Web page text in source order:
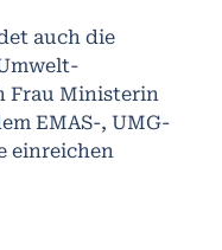
auch die
Frau Ministerin
EMAS-, UMG-
einreichen